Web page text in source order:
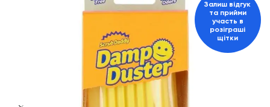
Залиш відгук
та прийми
участь в
розіграші
щітки